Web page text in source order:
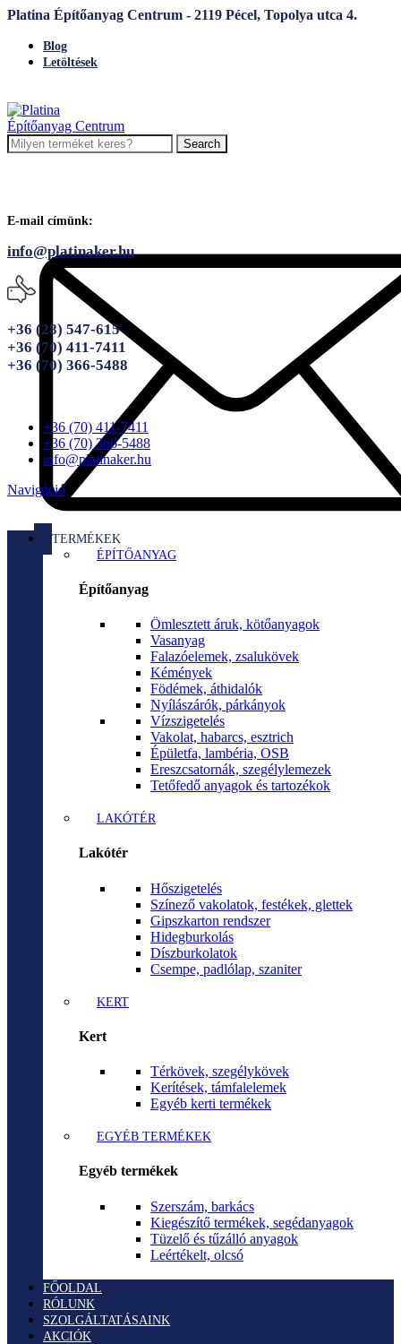
Platina Építőanyag Centrum - 2119 Pécel, Topolya utca 4.
Blog
Letöltések
Search
E-mail címünk:
info@platinaker.hu
+36 (28) 547-615
+36 (70) 411-7411
+36 (70) 366-5488
+36 (70) 411-7411
+36 (70) 366-5488
info@platinaker.hu
Navigáció
TERMÉKEK
ÉPÍTŐANYAG
Építőanyag
Ömlesztett áruk, kötőanyagok
Vasanyag
Falazóelemek, zsalukövek
Kémények
Födémek, áthidalók
Nyílászárók, párkányok
Vízszigetelés
Vakolat, habarcs, esztrich
Épületfa, lambéria, OSB
Ereszcsatornák, szegélylemezek
Tetőfedő anyagok és tartozékok
LAKÓTÉR
Lakótér
Hőszigetelés
Színező vakolatok, festékek, glettek
Gipszkarton rendszer
Hidegburkolás
Díszburkolatok
Csempe, padlólap, szaniter
KERT
Kert
Térkövek, szegélykövek
Kerítések, támfalelemek
Egyéb kerti termékek
EGYÉB TERMÉKEK
Egyéb termékek
Szerszám, barkács
Kiegészítő termékek, segédanyagok
Tüzelő és tűzálló anyagok
Leértékelt, olcsó
FŐOLDAL
RÓLUNK
SZOLGÁLTATÁSAINK
AKCIÓK